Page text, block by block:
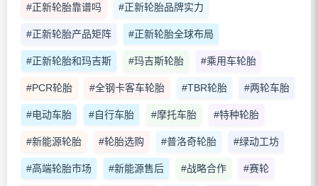
#正新轮胎靠谱吗 #正新轮胎品牌实力
#正新轮胎产品矩阵 #正新轮胎全球布局
#正新轮胎和玛吉斯 #玛吉斯轮胎 #乘用车轮胎
#PCR轮胎 #全钢卡客车轮胎 #TBR轮胎 #两轮车胎
#电动车胎 #自行车胎 #摩托车胎 #特种轮胎
#新能源轮胎 #轮胎选购 #普洛奇轮胎 #绿动工坊
#高端轮胎市场 #新能源售后 #战略合作 #赛轮